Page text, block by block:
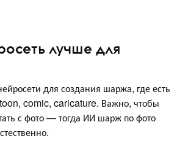
лучше для
для создания шаржа, где есть
comic, caricature. Важно, чтобы
с фото — тогда ИИ шарж по фото